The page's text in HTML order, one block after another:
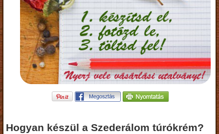
Hogyan készül a Szederálom túrókrém?